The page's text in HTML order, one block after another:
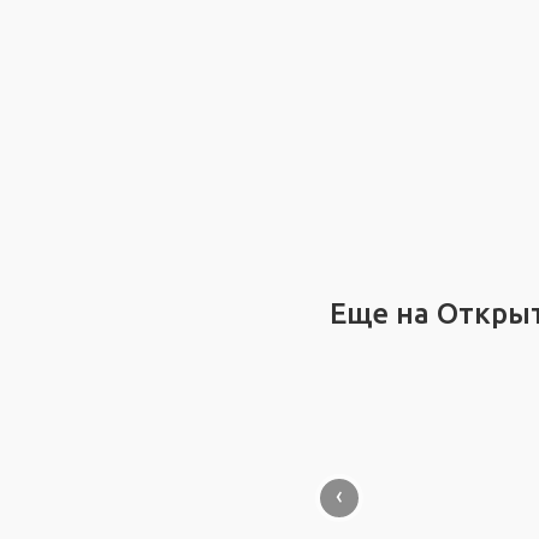
Еще на
‹